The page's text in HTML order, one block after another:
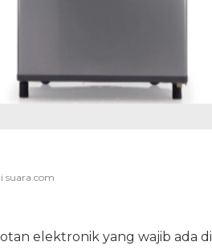
elektronik yang wajib ada di